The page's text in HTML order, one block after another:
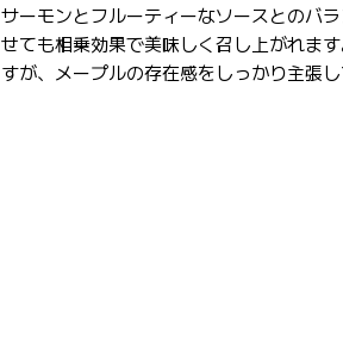
サーモンとフルーティーなソースとのバ
せても相乗効果で美味しく召し上がれま
すが、メープルの存在感をしっかり主張し